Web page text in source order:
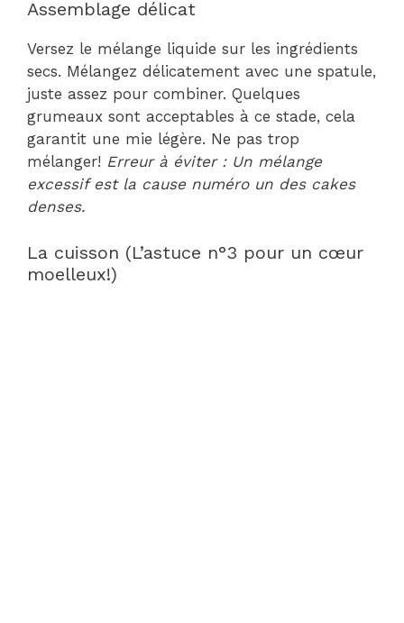
Assemblage délicat
Versez le mélange liquide sur les ingrédients
secs. Mélangez délicatement avec une spatule,
juste assez pour combiner. Quelques
grumeaux sont acceptables à ce stade, cela
garantit une mie légère. Ne pas trop
mélanger! Erreur à éviter : Un mélange
excessif est la cause numéro un des cakes
denses.
La cuisson (L’astuce n°3 pour un cœur
moelleux!)